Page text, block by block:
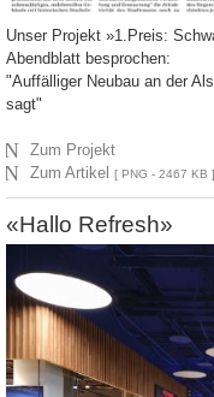
Unser Projekt »1.Preis:
Abendblatt besprochen:
"Auffälliger Neubau an der
sagt"
N Zum Projekt
N Zum Artikel[ PNG - 2467 KB ]
«Hallo Refresh»